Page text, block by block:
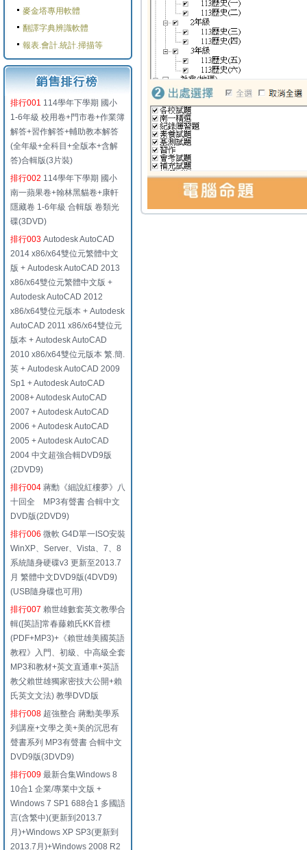
麥金塔專用軟體
翻譯字典辨識軟體
報表.會計.統計.掃描等
排行001 114學年下學期 國小
1-6年級 校用卷+門市卷+作業簿
解答+習作解答+輔助教本解答
(全年級+全科目+全版本+含解
答)合輯版(3片裝)
排行002 114學年下學期 國小
南一蘋果卷+翰林黑貓卷+康軒
隱藏卷 1-6年級 合輯版 卷類光
碟(3DVD)
排行003 Autodesk AutoCAD
2014 x86/x64雙位元繁體中文
版 + Autodesk AutoCAD 2013
x86/x64雙位元繁體中文版 +
Autodesk AutoCAD 2012
x86/x64雙位元版本 + Autodesk
AutoCAD 2011 x86/x64雙位元
版本 + Autodesk AutoCAD
2010 x86/x64雙位元版本 繁.簡.
英 + Autodesk AutoCAD 2009
Sp1 + Autodesk AutoCAD
2008+ Autodesk AutoCAD
2007 + Autodesk AutoCAD
2006 + Autodesk AutoCAD
2005 + Autodesk AutoCAD
2004 中文超強合輯DVD9版
(2DVD9)
排行004 蔣勳《細說紅樓夢》八
十回全 MP3有聲書 合輯中文
DVD版(2DVD9)
排行006 微軟 G4D單一ISO安裝
WinXP、Server、Vista、7、8
系統隨身硬碟v3 更新至2013.7
月 繁體中文DVD9版(4DVD9)
(USB隨身碟也可用)
排行007 賴世雄數套英文教學合
輯([英語]常春藤賴氏KK音標
(PDF+MP3)+《賴世雄美國英語
教程》入門、初級、中高級全套
MP3和教材+英文直通車+英語
教父賴世雄獨家密技大公開+賴
氏英文文法) 教學DVD版
排行008 超強整合 蔣勳美學系
列講座+文學之美+美的沉思有
聲書系列 MP3有聲書 合輯中文
DVD9版(3DVD9)
排行009 最新合集Windows 8
10合1 企業/專業中文版 +
Windows 7 SP1 688合1 多國語
言(含繁中)(更新到2013.7
月)+Windows XP SP3(更新到
2013.7月)+Windows 2008 R2